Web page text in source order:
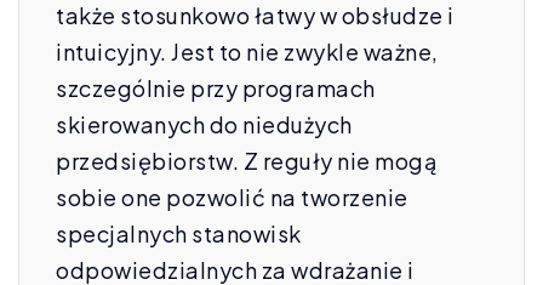
także stosunkowo łatwy w obsłudze i
intuicyjny. Jest to nie zwykle ważne,
szczególnie przy programach
skierowanych do niedużych
przedsiębiorstw. Z reguły nie mogą
sobie one pozwolić na tworzenie
specjalnych stanowisk
odpowiedzialnych za wdrażanie i